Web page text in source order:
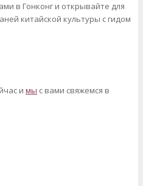
в Гонконг и открывайте для
китайской культуры с гидом
и мы с вами свяжемся в